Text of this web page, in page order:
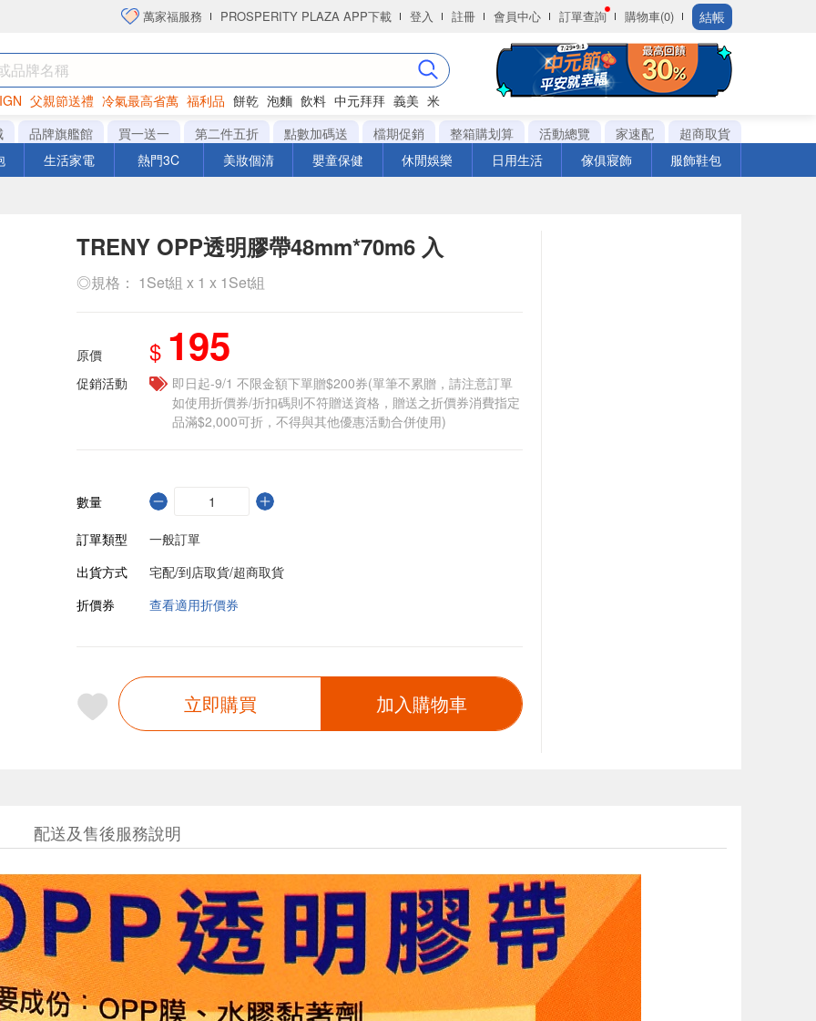
萬家福服務 PROSPERITY PLAZA APP下載 登入 註冊 會員中心 訂單查詢 購物車(0) 結帳
父親節送禮 冷氣最高省萬 福利品 餅乾 泡麵 飲料 中元拜拜 義美 米
洋芋片
品牌旗艦館 買一送一 第二件五折 點數加碼送 檔期促銷 整箱購划算 活動總覽 家速配
超商取貨
生活家電 熱門3C 美妝個清 嬰童保健 休閒娛樂 日用生活 傢俱寢飾 服飾鞋包
TRENY OPP透明膠帶48mm*70m6 入
◎規格： 1Set組 x 1 x 1Set組
原價 $ 195
促銷活動
即日起-9/1 不限金額下單贈$200券(單筆不累贈，請注意訂單
如使用折價券/折扣碼則不符贈送資格，贈送之折價券消費指定
品滿$2,000可折，不得與其他優惠活動合併使用)
數量
訂單類型
一般訂單
出貨方式
宅配/到店取貨/超商取貨
折價券
查看適用折價券
立即購買 加入購物車
配送及售後服務說明